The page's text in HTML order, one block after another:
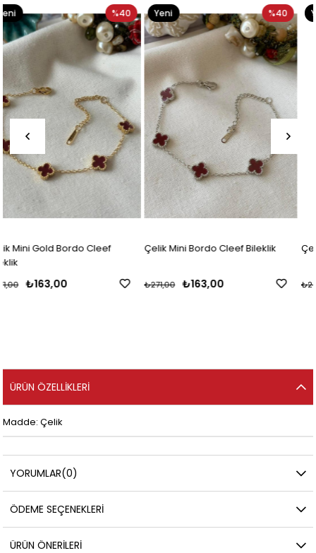
%40
Çelik Mini Bordo Cleef Bileklik
₺271,00
%40
Yeni
Ürün
Çelik Büyük Harf Bileklik
₺144,00
₺240,00
Yeni
Ürün
ÜRÜN ÖZELLIKLERI
Madde: Çelik
YORUMLAR(0)
ÖDEME SEÇENEKLERI
ÜRÜN ÖNERILERI